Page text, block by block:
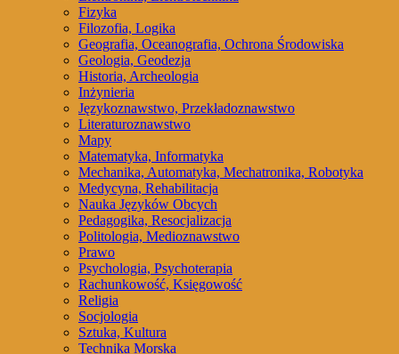
Fizyka
Filozofia, Logika
Geografia, Oceanografia, Ochrona Środowiska
Geologia, Geodezja
Historia, Archeologia
Inżynieria
Językoznawstwo, Przekładoznawstwo
Literaturoznawstwo
Mapy
Matematyka, Informatyka
Mechanika, Automatyka, Mechatronika, Robotyka
Medycyna, Rehabilitacja
Nauka Języków Obcych
Pedagogika, Resocjalizacja
Politologia, Medioznawstwo
Prawo
Psychologia, Psychoterapia
Rachunkowość, Księgowość
Religia
Socjologia
Sztuka, Kultura
Technika Morska